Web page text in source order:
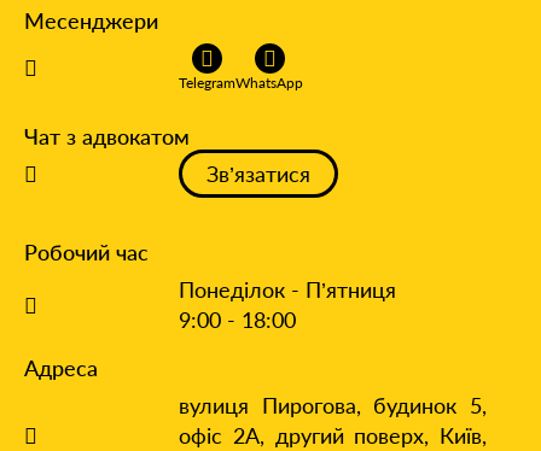
Месенджери
TelegramWhatsApp
Чат з адвокатом
Зв’язатися
Робочий час
Понеділок - П’ятниця
9:00 - 18:00
Адреса
вулиця Пирогова, будинок 5,
офіс 2А, другий поверх, Київ,